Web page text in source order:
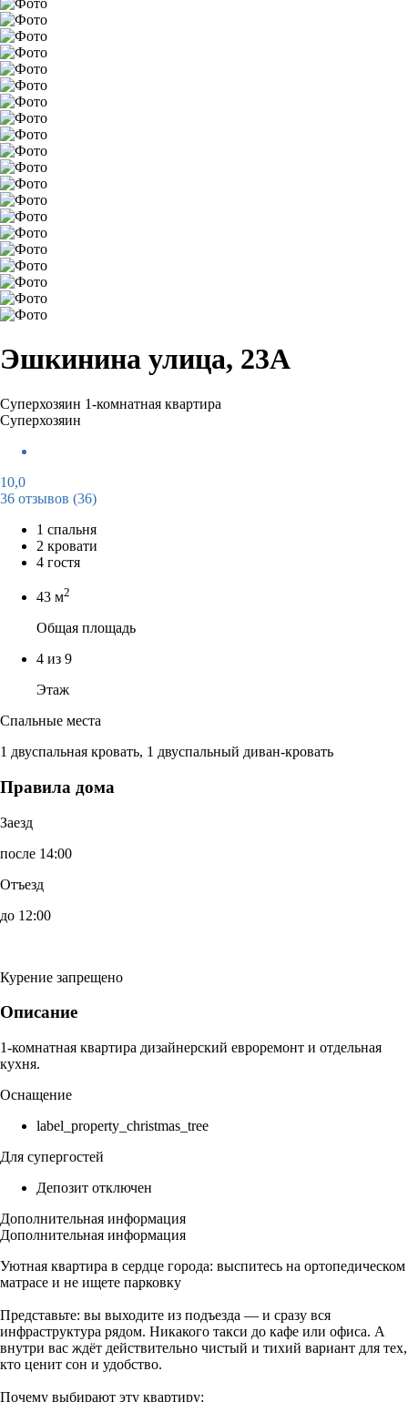
Эшкинина улица, 23А
Суперхозяин 1-комнатная квартира
Суперхозяин
10,0
36 отзывов (36)
1 спальня
2 кровати
4 гостя
43 м2
Общая площадь
4 из 9
Этаж
Спальные места
1 двуспальная кровать, 1 двуспальный диван-кровать
Правила дома
Заезд
после 14:00
Отъезд
до 12:00
Курение запрещено
Описание
1-комнатная квартира дизайнерский евроремонт и отдельная
кухня.
Оснащение
label_property_christmas_tree
Для супергостей
Депозит отключен
Дополнительная информация
Дополнительная информация
Уютная квартира в сердце города: выспитесь на ортопедическом
матрасе и не ищете парковку
Представьте: вы выходите из подъезда — и сразу вся
инфраструктура рядом. Никакого такси до кафе или офиса. А
внутри вас ждёт действительно чистый и тихий вариант для тех,
кто ценит сон и удобство.
Почему выбирают эту квартиру: